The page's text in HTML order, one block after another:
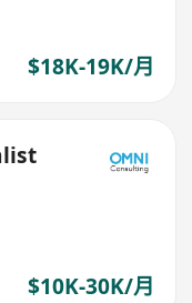
$18K-19K/月
$10K-30K/月